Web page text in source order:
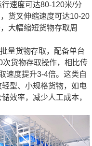
速度可达80-120米/分
货叉伸缩速度可达10-20
大幅缩短货物存取周
量货物存取，配备单台
货物存取操作，相比传
速度提升3-4倍。这类自
型、小规格货物，如电
效率，减少人工成本，